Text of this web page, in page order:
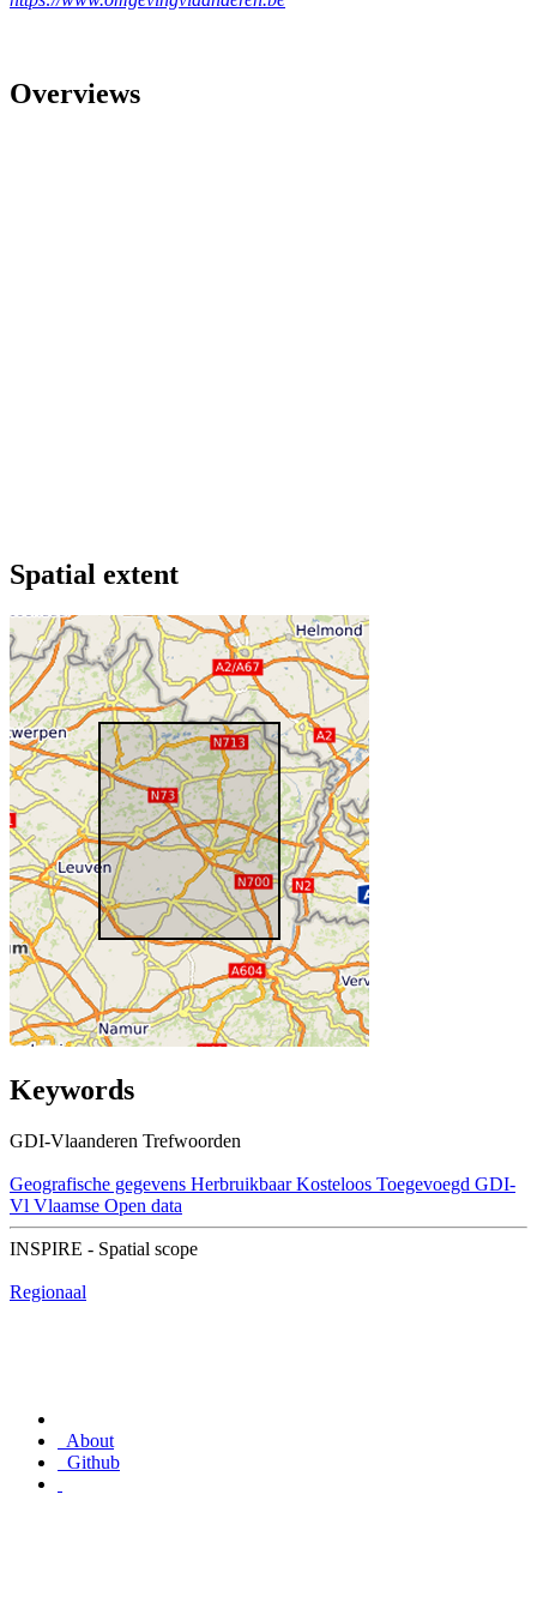
Overviews
Spatial extent
Keywords
GDI-Vlaanderen Trefwoorden
Geografische gegevens Herbruikbaar Kosteloos Toegevoegd GDI-
Vl Vlaamse Open data
INSPIRE - Spatial scope
Regionaal
About
Github